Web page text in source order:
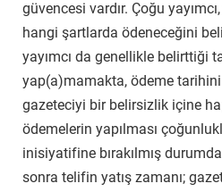
güvencesi vardır. Çoğu
hangi şartlarda ödeneceğini
yayımcı da genellikle belirttiği
yap(a)mamakta, ödeme
gazeteciyi bir belirsizlik içine
ödemelerin yapılması
inisiyatifine bırakılmış
sonra telifin yatış zamanı;